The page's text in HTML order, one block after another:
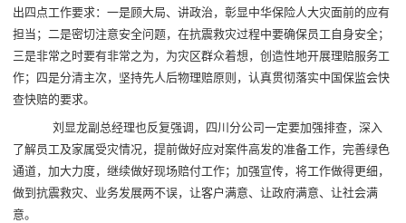
出四点工作要求：一是顾大局、讲政治，彰显中华保险人大灾面前的应有
担当；二是密切注意安全问题，在抗震救灾过程中要确保员工自身安全；
三是非常之时要有非常之为，为灾区群众着想，创造性地开展理赔服务工
作；四是分清主次，坚持先人后物理赔原则，认真贯彻落实中国保监会快
查快赔的要求。
刘显龙副总经理也反复强调，四川分公司一定要加强排查，深入
了解员工及家属受灾情况，提前做好应对案件高发的准备工作，完善绿色
通道，加大力度，继续做好现场赔付工作；加强宣传，将工作做得更细，
做到抗震救灾、业务发展两不误，让客户满意、让政府满意、让社会满
意。